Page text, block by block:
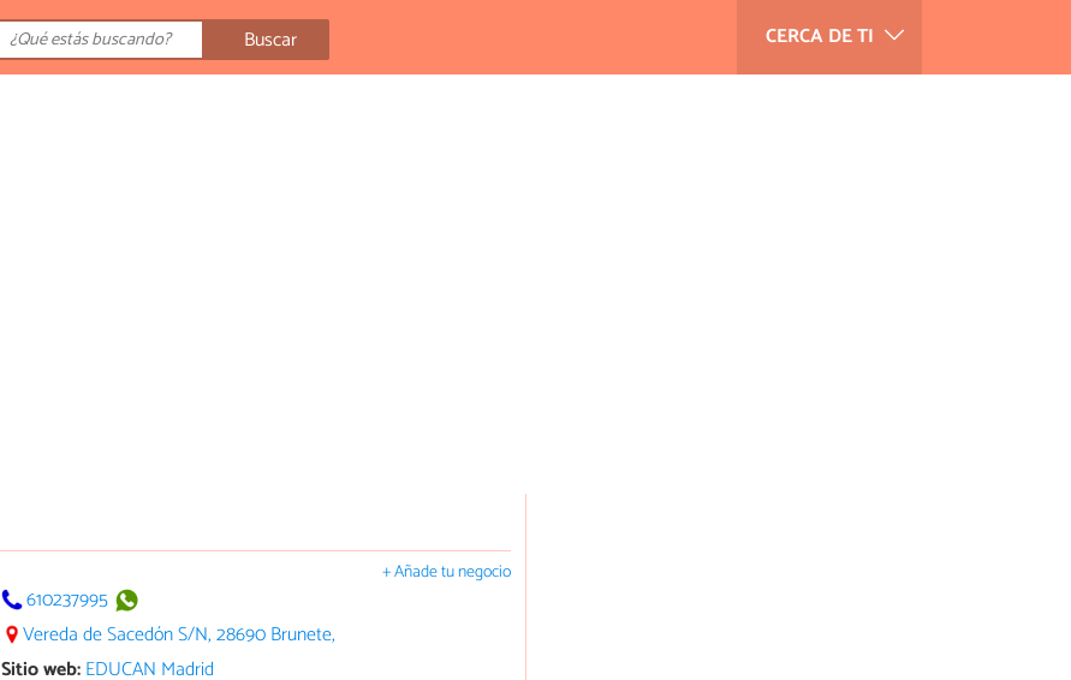
CERCA DE TI
Buscar
+ Añade tu negocio
610237995
Vereda de Sacedón S/N, 28690 Brunete,
Sitio web:EDUCAN Madrid